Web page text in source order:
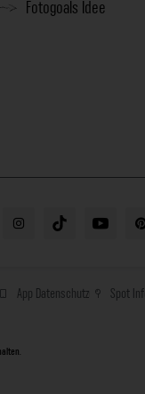
Fotogoals Idee
App Datenschutz Spot